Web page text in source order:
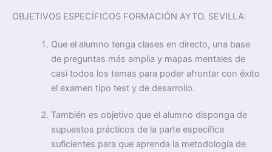
OBJETIVOS ESPECÍFICOS FORMACIÓN AYTO. SEVILLA:
Que el alumno tenga clases en directo, una base
de preguntas más amplia y mapas mentales de
casi todos los temas para poder afrontar con éxito
el examen tipo test y de desarrollo.
También es objetivo que el alumno disponga de
supuestos prácticos de la parte específica
suficientes para que aprenda la metodología de